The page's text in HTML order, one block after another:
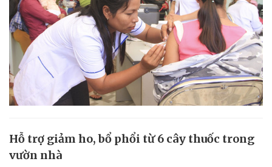
Hỗ trợ giảm ho, bổ phổi từ 6 cây thuốc trong
vườn nhà